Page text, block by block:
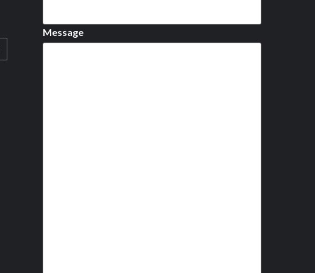
Message